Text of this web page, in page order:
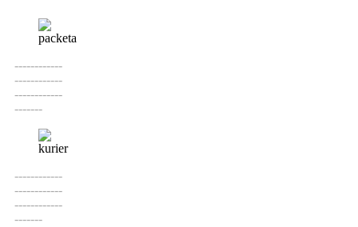
------------
------------
------------
-------
------------
------------
------------
-------